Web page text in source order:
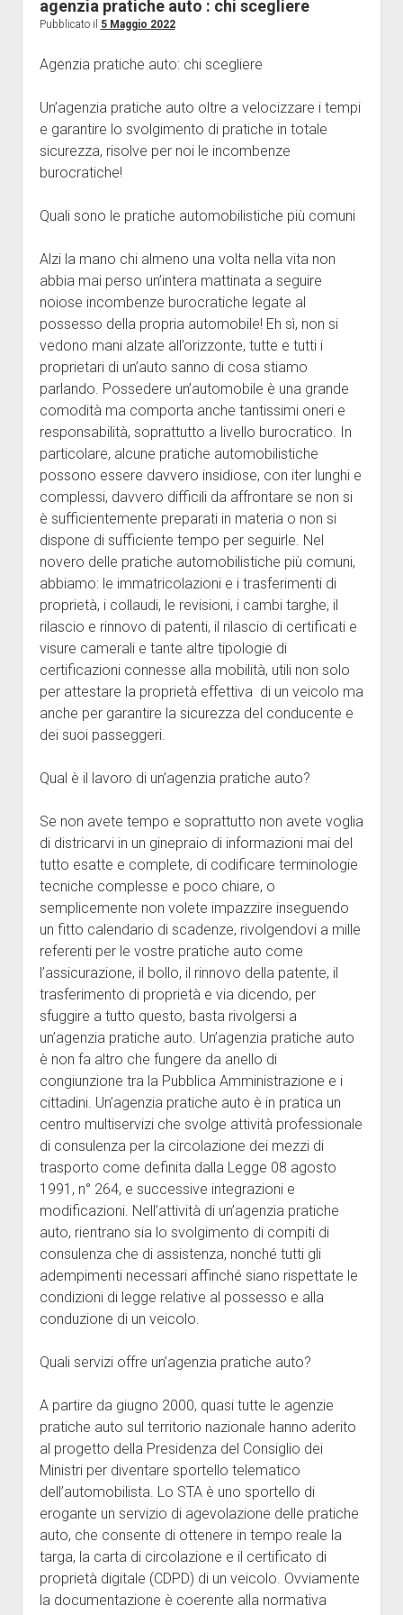
Marketing
Medicina
Scienza
Senza categoria
Wedding
agenzia pratiche auto : chi scegliere
Pubblicato il 5 Maggio 2022
Agenzia pratiche auto: chi scegliere
Un’agenzia pratiche auto oltre a velocizzare i tempi
e garantire lo svolgimento di pratiche in totale
sicurezza, risolve per noi le incombenze
burocratiche!
Quali sono le pratiche automobilistiche più comuni
Alzi la mano chi almeno una volta nella vita non
abbia mai perso un’intera mattinata a seguire
noiose incombenze burocratiche legate al
possesso della propria automobile! Eh sì, non si
vedono mani alzate all’orizzonte, tutte e tutti i
proprietari di un’auto sanno di cosa stiamo
parlando. Possedere un’automobile è una grande
comodità ma comporta anche tantissimi oneri e
responsabilità, soprattutto a livello burocratico. In
particolare, alcune pratiche automobilistiche
possono essere davvero insidiose, con iter lunghi e
complessi, davvero difficili da affrontare se non si
è sufficientemente preparati in materia o non si
dispone di sufficiente tempo per seguirle. Nel
novero delle pratiche automobilistiche più comuni,
abbiamo: le immatricolazioni e i trasferimenti di
proprietà, i collaudi, le revisioni, i cambi targhe, il
rilascio e rinnovo di patenti, il rilascio di certificati e
visure camerali e tante altre tipologie di
certificazioni connesse alla mobilità, utili non solo
per attestare la proprietà effettiva di un veicolo ma
anche per garantire la sicurezza del conducente e
dei suoi passeggeri.
Qual è il lavoro di un’agenzia pratiche auto?
Se non avete tempo e soprattutto non avete voglia
di districarvi in un ginepraio di informazioni mai del
tutto esatte e complete, di codificare terminologie
tecniche complesse e poco chiare, o
semplicemente non volete impazzire inseguendo
un fitto calendario di scadenze, rivolgendovi a mille
referenti per le vostre pratiche auto come
l’assicurazione, il bollo, il rinnovo della patente, il
trasferimento di proprietà e via dicendo, per
sfuggire a tutto questo, basta rivolgersi a
un’agenzia pratiche auto. Un’agenzia pratiche auto
è non fa altro che fungere da anello di
congiunzione tra la Pubblica Amministrazione e i
cittadini. Un’agenzia pratiche auto è in pratica un
centro multiservizi che svolge attività professionale
di consulenza per la circolazione dei mezzi di
trasporto come definita dalla Legge 08 agosto
1991, n° 264, e successive integrazioni e
modificazioni. Nell’attività di un’agenzia pratiche
auto, rientrano sia lo svolgimento di compiti di
consulenza che di assistenza, nonché tutti gli
adempimenti necessari affinché siano rispettate le
condizioni di legge relative al possesso e alla
conduzione di un veicolo.
Quali servizi offre un’agenzia pratiche auto?
A partire da giugno 2000, quasi tutte le agenzie
pratiche auto sul territorio nazionale hanno aderito
al progetto della Presidenza del Consiglio dei
Ministri per diventare sportello telematico
dell’automobilista. Lo STA è uno sportello di
erogante un servizio di agevolazione delle pratiche
auto, che consente di ottenere in tempo reale la
targa, la carta di circolazione e il certificato di
proprietà digitale (CDPD) di un veicolo. Ovviamente
la documentazione è coerente alla normativa